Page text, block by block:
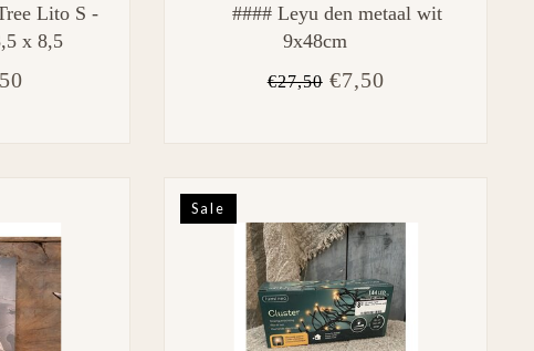
Lito S -
x 8,5
#### Leyu den metaal wit
9x48cm
€27,50€7,50
Sale